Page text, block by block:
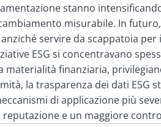
stanno
misurabile. In
servire da scappatoia per
ESG si concentravano
materialità finanziaria,
la trasparenza dei dati
di applicazione più
reputazione e un maggiore